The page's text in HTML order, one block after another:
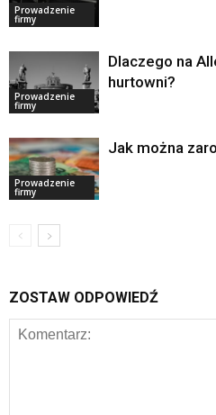
Prowadzenie
firmy
Prowadzenie
firmy
Dlaczego na
hurtowni?
Prowadzenie
firmy
Jak można
ZOSTAW ODPOWIEDŹ